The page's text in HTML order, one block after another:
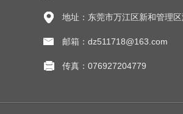
地址：东莞市万江区新和管理
邮箱：dz511718@163.com
传真：076927204779